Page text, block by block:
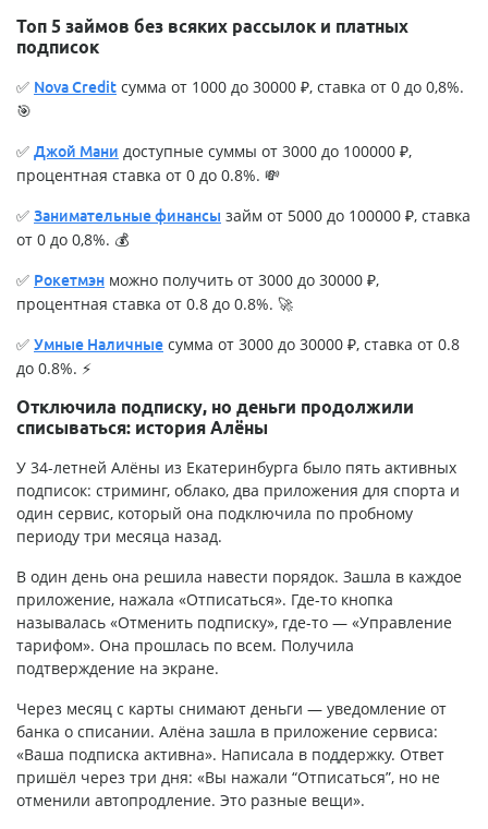
Топ 5 займов без всяких рассылок и платных
подписок
✅ Nova Credit сумма от 1000 до 30000 ₽, ставка от 0 до 0,8%.
🎯
✅ Джой Мани доступные суммы от 3000 до 100000 ₽,
процентная ставка от 0 до 0.8%. 💸
✅ Занимательные финансы займ от 5000 до 100000 ₽, ставка
от 0 до 0,8%. 💰
✅ Рокетмэн можно получить от 3000 до 30000 ₽,
процентная ставка от 0.8 до 0.8%. 🚀
✅ Умные Наличные сумма от 3000 до 30000 ₽, ставка от 0.8
до 0.8%. ⚡
Отключила подписку, но деньги продолжили
списываться: история Алёны
У 34-летней Алёны из Екатеринбурга было пять активных
подписок: стриминг, облако, два приложения для спорта и
один сервис, который она подключила по пробному
периоду три месяца назад.
В один день она решила навести порядок. Зашла в каждое
приложение, нажала «Отписаться». Где-то кнопка
называлась «Отменить подписку», где-то — «Управление
тарифом». Она прошлась по всем. Получила
подтверждение на экране.
Через месяц с карты снимают деньги — уведомление от
банка о списании. Алёна зашла в приложение сервиса:
«Ваша подписка активна». Написала в поддержку. Ответ
пришёл через три дня: «Вы нажали “Отписаться”, но не
отменили автопродление. Это разные вещи».